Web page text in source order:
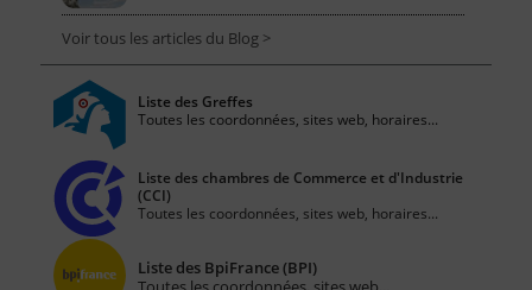
Voir tous les articles du Blog >
Liste des Greffes
Toutes les coordonnées, sites web, horaires...
Liste des chambres de Commerce et d'Industrie
(CCI)
Toutes les coordonnées, sites web, horaires...
Liste des BpiFrance (BPI)